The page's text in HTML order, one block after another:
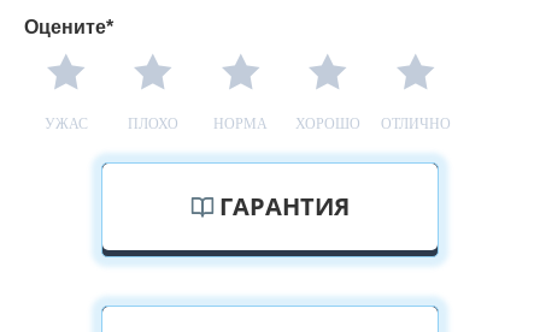
Оцените*
УЖАС ПЛОХО НОРМА ХОРОШО ОТЛИЧНО
ГАРАНТИЯ